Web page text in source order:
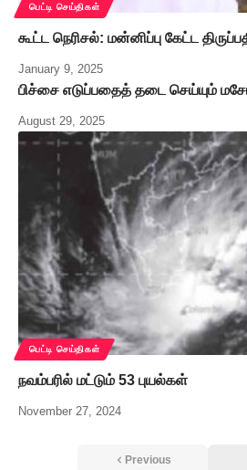
பெட்டி செய்திகள்
கூட்ட நெரிசல்: மன்னிப்பு கேட்ட
January 9, 2025
பிச்சை எடுப்பதைத் தடை செய்யும்
August 29, 2025
பெட்டி செய்திகள்
நவம்பரில் மட்டும் 53 புயல்கள்
November 27, 2024
Previous